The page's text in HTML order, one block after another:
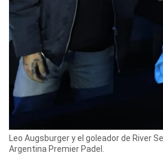
Leo Augsburger y el goleador de River
Argentina Premier Padel.